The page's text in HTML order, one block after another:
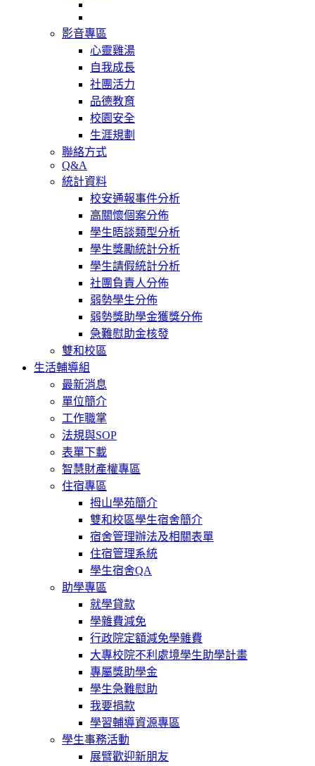
影音專區
心靈雞湯
自我成長
社團活力
品德教育
校園安全
生涯規劃
聯絡方式
Q&A
統計資料
校安通報事件分析
高關懷個案分佈
學生晤談類型分析
學生獎勵統計分析
學生請假統計分析
社團負責人分佈
弱勢學生分佈
弱勢獎助學金獲獎分佈
急難慰助金核發
雙和校區
生活輔導組
最新消息
單位簡介
工作職掌
法規與SOP
表單下載
智慧財產權專區
住宿專區
拇山學苑簡介
雙和校區學生宿舍簡介
宿舍管理辦法及相關表單
住宿管理系統
學生宿舍QA
助學專區
就學貸款
學雜費減免
行政院定額減免學雜費
大專校院不利處境學生助學計畫
專屬獎助學金
學生急難慰助
我要捐款
學習輔導資源專區
學生事務活動
展臂歡迎新朋友